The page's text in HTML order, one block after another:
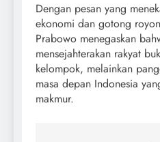
Dengan pesan yang
ekonomi dan gotong
Prabowo menegaskan
mensejahterakan rakyat
kelompok, melainkan
masa depan Indonesia
makmur.